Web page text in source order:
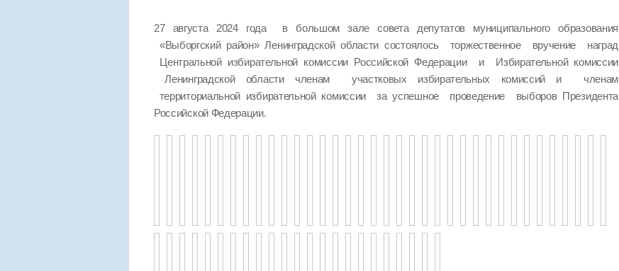
27 августа 2024 года в большом зале совета депутатов муниципального образования
«Выборгский район» Ленинградской области состоялось торжественное вручение наград
Центральной избирательной комиссии Российской Федерации и Избирательной комиссии
Ленинградской области членам участковых избирательных комиссий и членам
территориальной избирательной комиссии за успешное проведение выборов Президента
Российской Федерации.